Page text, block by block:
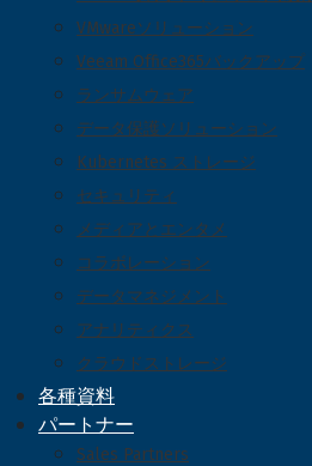
VMwareソリューション
Veeam Office365バックアップ
ランサムウェア
データ保護ソリューション
Kubernetes ストレージ
セキュリティ
メディアとエンタメ
コラボレーション
データマネジメント
アナリティクス
クラウドストレージ
各種資料
パートナー
Sales Partners